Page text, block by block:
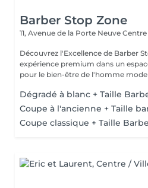
Barber Stop Zone
11, Avenue de la Porte Neuve Centre
Découvrez l'Excellence de Barber Stop Zone
expérience premium dans un
pour le bien-être de l'homme
Dégradé à blanc + Taille
Coupe à l'ancienne + Taille
Coupe classique + Taille